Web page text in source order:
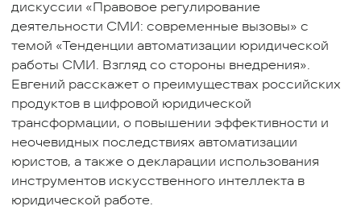
дискуссии «Правовое регулирование
деятельности СМИ: современные вызовы» с
темой «Тенденции автоматизации юридической
работы СМИ. Взгляд со стороны внедрения».
Евгений расскажет о преимуществах российских
продуктов в цифровой юридической
трансформации, о повышении эффективности и
неочевидных последствиях автоматизации
юристов, а также о декларации использования
инструментов искусственного интеллекта в
юридической работе.